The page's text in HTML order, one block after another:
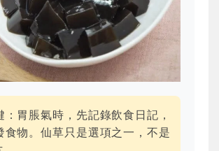
：胃脹氣時，先記錄飲食日記，
食物。仙草只是選項之一，不是